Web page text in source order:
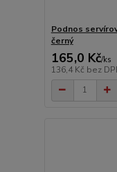
Podnos
černý
165,0 Kč/ks
136,4 Kč bez